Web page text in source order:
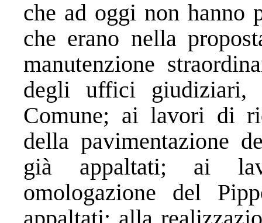
che ad oggi non hanno
che erano nella
manutenzione
degli uffici giudiziari,
Comune; ai lavori di
della pavimentazione
già appaltati; ai
omologazione del